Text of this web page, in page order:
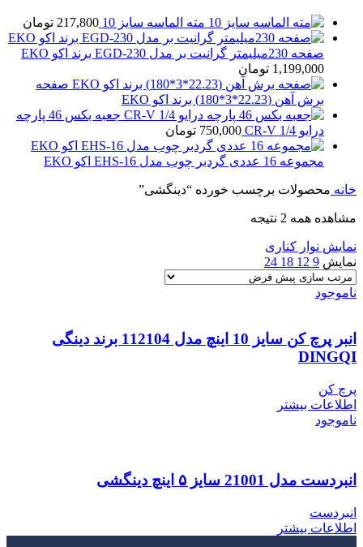
مته الماسه سایز 10 217,800 تومان
صفحه 230میلیمتر گرانیت بر مدل EGD-230 برند اکو EKO
1,199,000 تومان
صفحه
برش آهن (22.23*3*180) برند اکو EKO
جعبه بکس 46 پارچه
درایو 1/4 CR-V
750,000 تومان
مجموعه 16 عددی گردبر چوب مدل EHS-16 اکو EKO
خانه محصولات برچسب خورده “دینگشی”
مشاهده همه 2 نتیجه
نمایش نوار کناری
نمایش 9
12
18
24
ناموجود
انبر پرچ کن سایز 10 اینچ مدل 112104 برند دینگی
DINGQI
پرچ کن
اطلاعات بیشتر
ناموجود
انبردست مدل 21001 سایز ۵ اینچ دینگشی
انبردست
اطلاعات بیشتر